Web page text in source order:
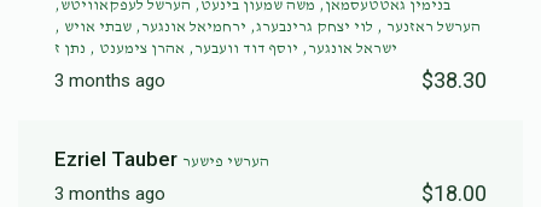
בנימין גאטטעסמאן, משה שמעון בינעט, הערשל לעפקאוויטש,
הערשל ראזנער , לוי יצחק גרינבערג, ירחמיאל אונגער, שבתי אויש ,
ישראל אונגער, יוסף דוד וועבער, אהרן צימענט , נתן ז
3 months ago $38.30
Ezriel Tauber הערשי פישער
3 months ago $18.00